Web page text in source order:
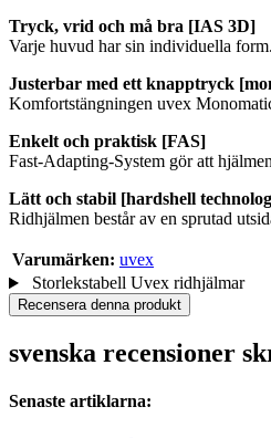
Tryck, vrid och må bra [IAS 3D]
Varje huvud har sin individuella
Justerbar med ett knapptryck
Komfortstängningen uvex
Enkelt och praktisk [FAS]
Fast-Adapting-System gör att
Lätt och stabil [hardshell
Ridhjälmen består av en sprutad
Varumärken: uvex
Storlekstabell Uvex ridhjälmar
Recensera denna produkt
svenska recensioner
Senaste artiklarna: